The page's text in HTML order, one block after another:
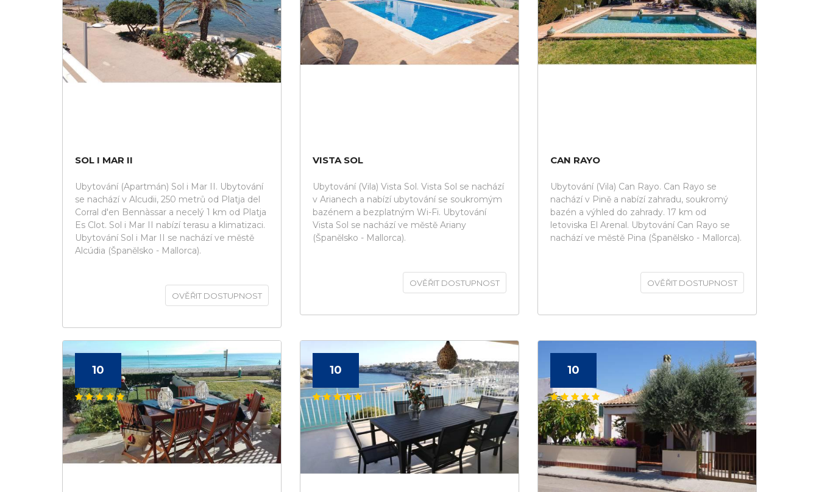
SOL I MAR II
Ubytování (Apartmán) Sol i Mar II. Ubytování
se nachází v Alcudii, 250 metrů od Platja del
Corral d'en Bennàssar a necelý 1 km od Platja
Es Clot. Sol i Mar II nabízí terasu a klimatizaci.
Ubytování Sol i Mar II se nachází ve městě
Alcúdia (Španělsko - Mallorca).
OVĚŘIT DOSTUPNOST
VISTA SOL
Ubytování (Vila) Vista Sol. Vista Sol se nachází
v Arianech a nabízí ubytování se soukromým
bazénem a bezplatným Wi-Fi. Ubytování
Vista Sol se nachází ve městě Ariany
(Španělsko - Mallorca).
OVĚŘIT DOSTUPNOST
CAN RAYO
Ubytování (Vila) Can Rayo. Can Rayo se
nachází v Pině a nabízí zahradu, soukromý
bazén a výhled do zahrady. 17 km od
letoviska El Arenal. Ubytování Can Rayo se
nachází ve městě Pina (Španělsko - Mallorca).
OVĚŘIT DOSTUPNOST
10 10 10